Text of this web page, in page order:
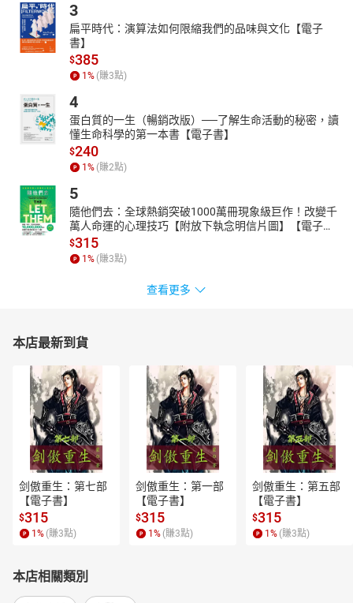
3
扁平時代：演算法如何限縮我們的品味與文化【電子
書】
$385
1 % (賺3點)
4
蛋白質的一生（暢銷改版）──了解生命活動的秘密，讀
懂生命科學的第一本書【電子書】
$240
1 % (賺2點)
5
隨他們去：全球熱銷突破1000萬冊現象級巨作！改變千
萬人命運的心理技巧【附放下執念明信片圖】【電子
書】
$315
1 % (賺3點)
查看更多
本店最新到貨
剑傲重生：第七部
【電子書】
$315
1 % (賺3點)
剑傲重生：第一部
【電子書】
$315
1 % (賺3點)
剑傲重生：第五部
【電子書】
$315
1 % (賺3點)
本店相關類別